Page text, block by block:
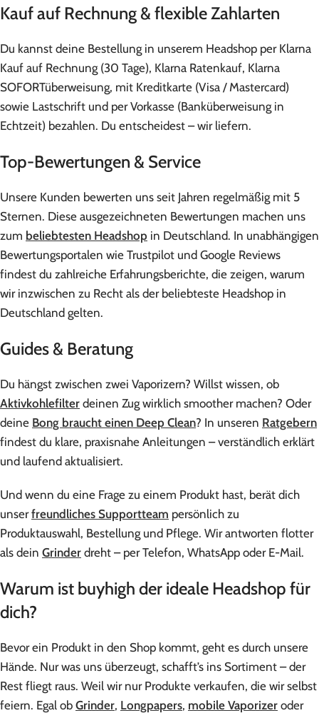
Kauf auf Rechnung & flexible Zahlarten
Du kannst deine Bestellung in unserem Headshop per Klarna
Kauf auf Rechnung (30 Tage), Klarna Ratenkauf, Klarna
SOFORTüberweisung, mit Kreditkarte (Visa / Mastercard)
sowie Lastschrift und per Vorkasse (Banküberweisung in
Echtzeit) bezahlen. Du entscheidest – wir liefern.
Top-Bewertungen & Service
Unsere Kunden bewerten uns seit Jahren regelmäßig mit 5
Sternen. Diese ausgezeichneten Bewertungen machen uns
zum beliebtesten Headshop in Deutschland. In unabhängigen
Bewertungsportalen wie Trustpilot und Google Reviews
findest du zahlreiche Erfahrungsberichte, die zeigen, warum
wir inzwischen zu Recht als der beliebteste Headshop in
Deutschland gelten.
Guides & Beratung
Du hängst zwischen zwei Vaporizern? Willst wissen, ob
Aktivkohlefilter deinen Zug wirklich smoother machen? Oder
deine Bong braucht einen Deep Clean? In unseren Ratgebern
findest du klare, praxisnahe Anleitungen – verständlich erklärt
und laufend aktualisiert.
Und wenn du eine Frage zu einem Produkt hast, berät dich
unserfreundliches Supportteam persönlich zu
Produktauswahl, Bestellung und Pflege. Wir antworten flotter
als dein Grinder dreht – per Telefon, WhatsApp oder E-Mail.
Warum ist buyhigh der ideale Headshop für
dich?
Bevor ein Produkt in den Shop kommt, geht es durch unsere
Hände. Nur was uns überzeugt, schafft’s ins Sortiment – der
Rest fliegt raus. Weil wir nur Produkte verkaufen, die wir selbst
feiern. Egal ob Grinder, Longpapers, mobile Vaporizer oder